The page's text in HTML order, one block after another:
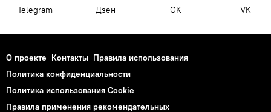
Telegram Дзен OK VK
О проекте Контакты Правила использования
Политика конфиденциальности
Политика использования Cookie
Правила применения рекомендательных